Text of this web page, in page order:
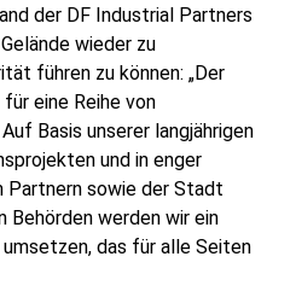
der DF Industrial Partners
wieder zu
führen zu können: „Der
eine Reihe von
Basis unserer langjährigen
und in enger
Partnern sowie der Stadt
Behörden werden wir ein
das für alle Seiten